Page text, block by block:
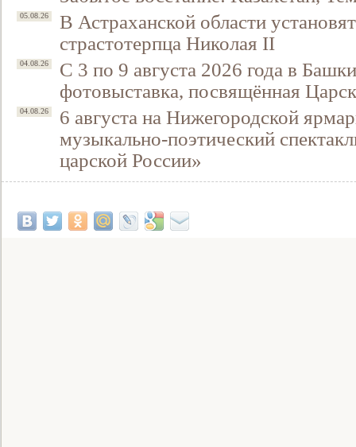
05.08.26
В Астраханской области
страстотерпца Николая II
04.08.26
С 3 по 9 августа 2026 года в
фотовыставка, посвящённая
04.08.26
6 августа на Нижегородской
музыкально-поэтический
царской России»